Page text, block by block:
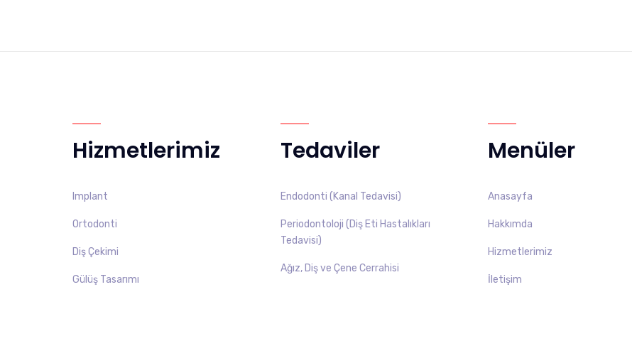
Hizmetlerimiz
Implant
Ortodonti
Diş Çekimi
Gülüş Tasarımı
Tedaviler
Endodonti (Kanal Tedavisi)
Periodontoloji (Diş Eti Hastalıkları
Tedavisi)
Ağız, Diş ve Çene Cerrahisi
Menüler
Anasayfa
Hakkımda
Hizmetlerimiz
İletişim